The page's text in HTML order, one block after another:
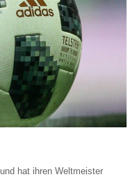
hat ihren Weltmeister